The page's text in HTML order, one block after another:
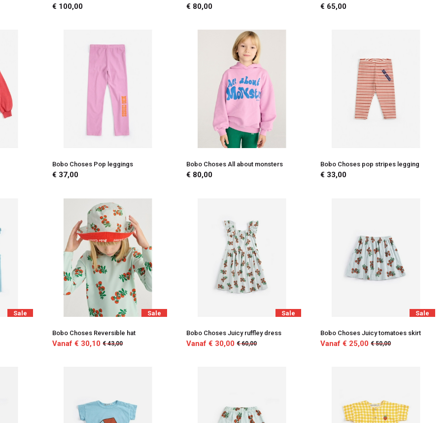
€ 100,00 € 80,00 € 65,00
Bobo Choses Pop leggings
€ 37,00
Bobo Choses All about monsters
€ 80,00
Bobo Choses pop stripes legging
€ 33,00
Sale Sale
Bobo Choses Reversible hat
Vanaf € 30,10 € 43,00
Sale
Bobo Choses Juicy ruffley dress
Vanaf € 30,00 € 60,00
Sale
Bobo Choses Juicy tomatoes skirt
Vanaf € 25,00 € 50,00